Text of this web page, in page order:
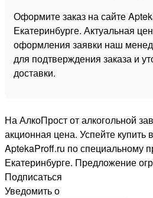
Оформите заказ на сайте
Екатеринбурге. Актуальная
оформления заявки наш
для подтверждения заказа и
доставки.
На АлкоПрост от алкогольной
акционная цена. Успейте купить
AptekaProff.ru по специальному
Екатеринбурге. Предложение
Подписаться
Уведомить о